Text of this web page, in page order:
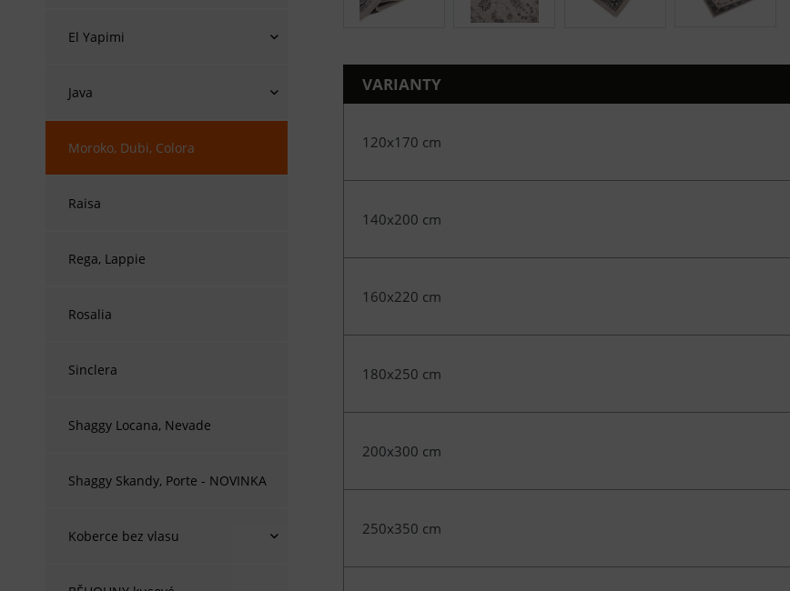
El Yapimi
Java
Moroko, Dubi, Colora
Raisa
Rega, Lappie
Rosalia
Sinclera
Shaggy Locana, Nevade
Shaggy Skandy, Porte - NOVINKA
Koberce bez vlasu
VARIANTY
120x170 cm
140x200 cm
160x220 cm
180x250 cm
200x300 cm
250x350 cm